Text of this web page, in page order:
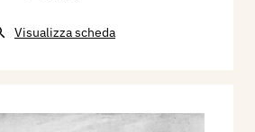
Visualizza scheda